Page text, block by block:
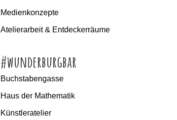
Medienkonzepte
Atelierarbeit & Entdeckerräume
#wunderburgbar
Buchstabengasse
Haus der Mathematik
Künstleratelier